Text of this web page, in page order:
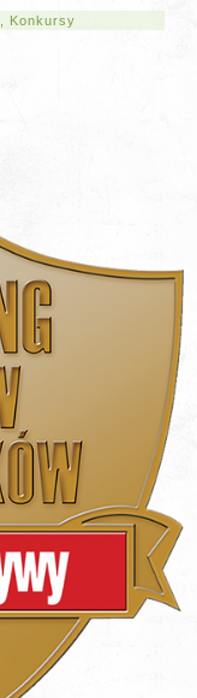
Konkursy